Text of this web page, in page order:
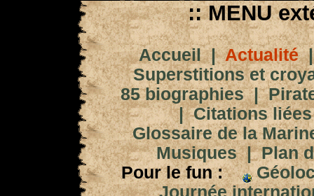
:: MENU
Accueil|Actualité
Superstitions et
85 biographies|
|Citations
Glossaire de la
Musiques|Plan
Pour le fun :
Journée